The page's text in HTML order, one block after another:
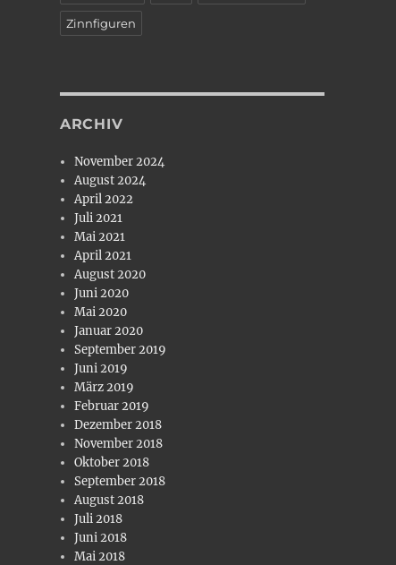
Zinnfiguren
ARCHIV
November 2024
August 2024
April 2022
Juli 2021
Mai 2021
April 2021
August 2020
Juni 2020
Mai 2020
Januar 2020
September 2019
Juni 2019
März 2019
Februar 2019
Dezember 2018
November 2018
Oktober 2018
September 2018
August 2018
Juli 2018
Juni 2018
Mai 2018